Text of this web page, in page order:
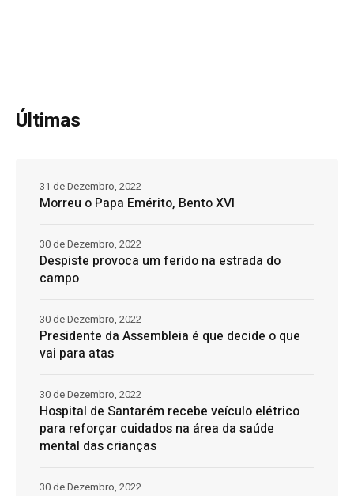
Últimas
Morreu o Papa Emérito, Bento XVI
31 de Dezembro, 2022
Despiste provoca um ferido na estrada do
campo
30 de Dezembro, 2022
Presidente da Assembleia é que decide o que
vai para atas
30 de Dezembro, 2022
Hospital de Santarém recebe veículo elétrico
para reforçar cuidados na área da saúde
mental das crianças
30 de Dezembro, 2022
30 de Dezembro, 2022